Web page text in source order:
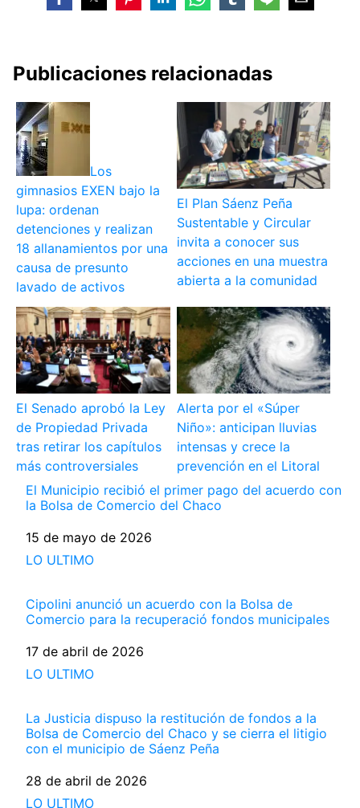
Publicaciones relacionadas
Los
gimnasios EXEN bajo la
lupa: ordenan
detenciones y realizan
18 allanamientos por una
causa de presunto
lavado de activos
El Plan Sáenz Peña
Sustentable y Circular
invita a conocer sus
acciones en una muestra
abierta a la comunidad
El Senado aprobó la Ley
de Propiedad Privada
tras retirar los capítulos
más controversiales
Alerta por el «Súper
Niño»: anticipan lluvias
intensas y crece la
prevención en el Litoral
El Municipio recibió el primer pago del acuerdo con
la Bolsa de Comercio del Chaco
Fecha
15 de mayo de 2026
Respecto a
LO ULTIMO
Cipolini anunció un acuerdo con la Bolsa de
Comercio para la recuperació fondos municipales
Fecha
17 de abril de 2026
Respecto a
LO ULTIMO
La Justicia dispuso la restitución de fondos a la
Bolsa de Comercio del Chaco y se cierra el litigio
con el municipio de Sáenz Peña
Fecha
28 de abril de 2026
Respecto a
LO ULTIMO